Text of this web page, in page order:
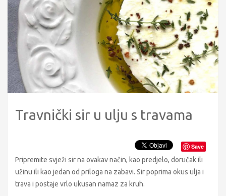
Travnički sir u ulju s travama
Save
Pripremite svježi sir na ovakav način, kao predjelo, doručak ili
užinu ili kao jedan od priloga na zabavi. Sir poprima okus ulja i
trava i postaje vrlo ukusan namaz za kruh.